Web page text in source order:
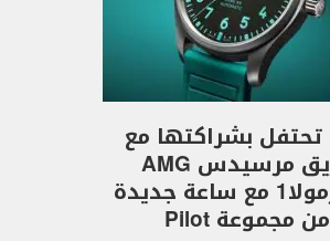
IWC تحتفل بشراكتها مع
فريق مرسيدس AMG
للفورمولا1 مع ساعة جديدة
من مجموعة Pilot